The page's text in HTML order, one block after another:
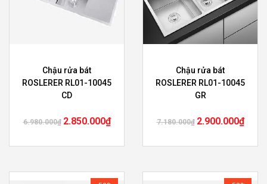
Chậu rửa bát
ROSLERER RL01-10045
CD
6.980.000₫ 2.850.000₫
Chậu rửa bát
ROSLERER RL01-10045
GR
7.180.000₫ 2.900.000₫